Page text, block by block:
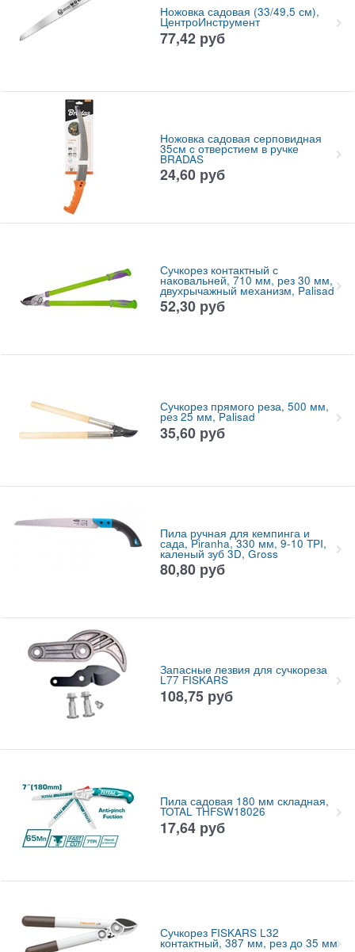
Ножовка садовая (33/49,5 см),
ЦентроИнструмент
77,42 руб
Ножовка садовая серповидная
35см c отверстием в ручке
BRADAS
24,60 руб
Сучкорез контактный с
наковальней, 710 мм, рез 30 мм,
двухрычажный механизм, Palisad
52,30 руб
Сучкорез прямого реза, 500 мм,
рез 25 мм, Palisad
35,60 руб
Пила ручная для кемпинга и
сада, Piranha, 330 мм, 9-10 TPI,
каленый зуб 3D, Gross
80,80 руб
Запасные лезвия для сучкореза
L77 FISKARS
108,75 руб
Пила садовая 180 мм складная,
TOTAL THFSW18026
17,64 руб
Сучкорез FISKARS L32
контактный, 387 мм, рез до 35 мм